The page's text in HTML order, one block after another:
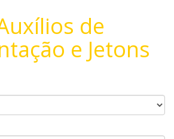
de
e Jetons